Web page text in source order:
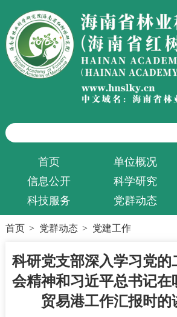
首页 单位概况
信息公开
科学研究
科技服务
党群动态
首页 > 党群动态 > 党建工作
科研党支部深入学习党的
会精神和习近平总书记在
贸易港工作汇报时的